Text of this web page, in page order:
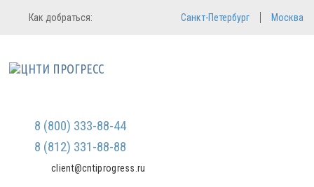
Регистрация
Мы не передаем ваши данные
третьим лицам и не рассылаем
Вход в систему
Как добраться: Санкт-Петербург Москва
8 (800) 333-88-44
8 (812) 331-88-88
client@cntiprogress.ru